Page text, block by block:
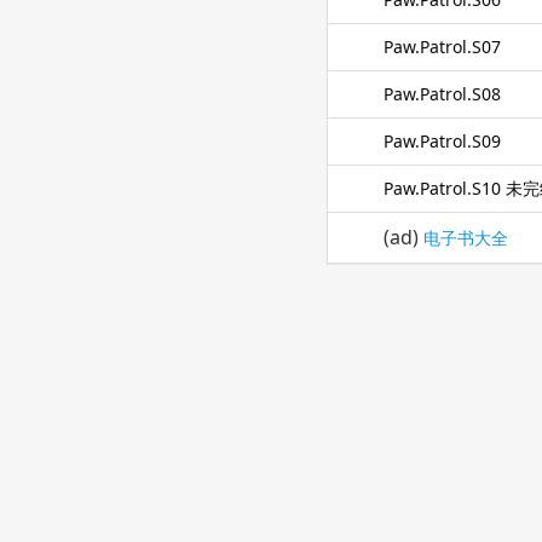
Paw.Patrol.S07
Paw.Patrol.S08
Paw.Patrol.S09
Paw.Patrol.S10 未
(ad) 电子书大全